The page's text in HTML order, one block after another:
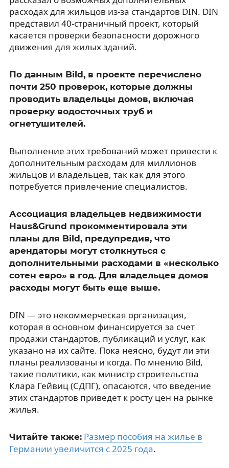
расходах для жильцов из-за стандартов DIN. DIN
представил 40-страничный проект, который
касается проверки безопасности дорожного
движения для жилых зданий.
По данным Bild, в проекте перечислено
почти 250 проверок, которые должны
проводить владельцы домов, включая
проверку водосточных труб и
огнетушителей.
Выполнение этих требований может привести к
дополнительным расходам для миллионов
жильцов и владельцев, так как для этого
потребуется привлечение специалистов.
Ассоциация владельцев недвижимости
Haus&Grund прокомментировала эти
планы для Bild, предупредив, что
арендаторы могут столкнуться с
дополнительными расходами в «несколько
сотен евро» в год. Для владельцев домов
расходы могут быть еще выше.
DIN — это некоммерческая организация,
которая в основном финансируется за счет
продажи стандартов, публикаций и услуг, как
указано на их сайте. Пока неясно, будут ли эти
планы реализованы и когда. По мнению Bild,
такие политики, как министр строительства
Клара Гейвиц (СДПГ), опасаются, что введение
этих стандартов приведет к росту цен на рынке
жилья.
Читайте также: Размер пособия на жилье в
Германии увеличится с 2025 года.